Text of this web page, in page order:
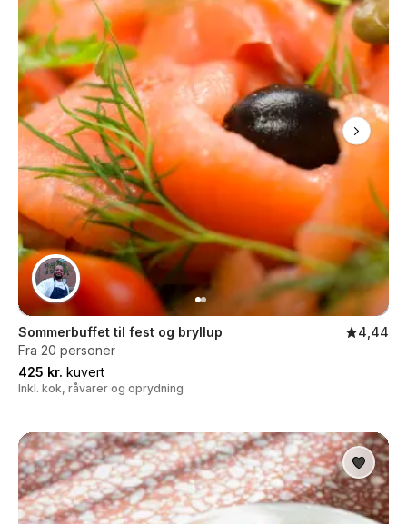
Sommerbuffet til fest og bryllup
4,44
Fra 20 personer
425 kr. kuvert
Inkl. kok, råvarer og oprydning